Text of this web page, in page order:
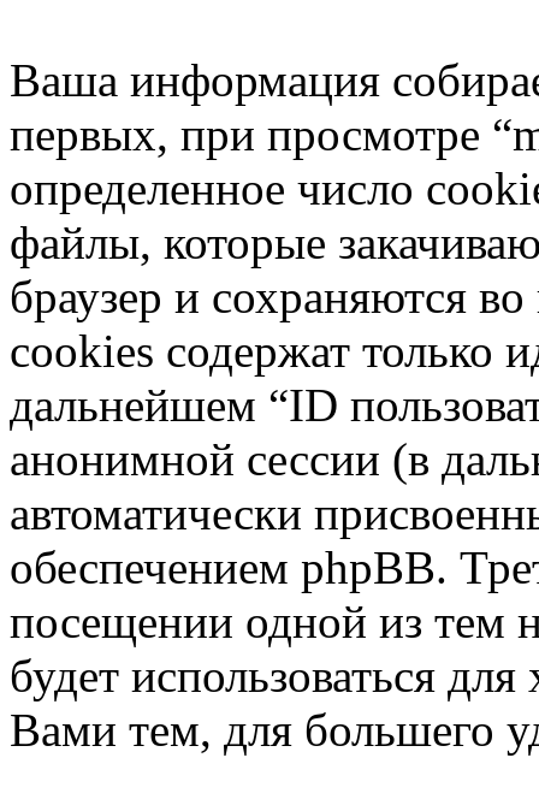
Ваша информация
первых, при просмотре
определенное число
файлы, которые
браузер и сохраняются
cookies содержат только
дальнейшем “ID
анонимной сессии (в
автоматически
обеспечением phpBB.
посещении одной из тем
будет использоваться
Вами тем, для большего